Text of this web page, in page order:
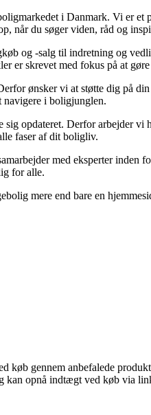
i Danmark. Vi er et
når du søger viden, råd og
og -salg til indretning og
er skrevet med fokus på at
ønsker vi at støtte dig på
i boligjunglen.
opdateret. Derfor arbejder
faser af dit boligliv.
med eksperter
for alle.
mere end bare en
køb gennem anbefalede
opnå indtægt ved køb via